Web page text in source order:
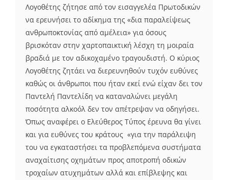
Λογοθέτης ζήτησε από τον εισαγγελέα Πρωτοδικών
να ερευνήσει το αδίκημα της «δια παραλείψεως
ανθρωποκτονίας από αμέλεια» για όσους
βρισκόταν στην χαρτοπαικτική λέσχη τη μοιραία
βραδιά με τον αδικοχαμένο τραγουδιστή. Ο κύριος
Λογοθέτης ζητάει να διερευνηθούν τυχόν ευθύνες
καθώς οι άνθρωποι που ήταν εκεί ενώ είχαν δει τον
Παντελή Παντελίδη να καταναλώνει μεγάλη
ποσότητα αλκοόλ δεν τον απέτρεψαν να οδηγήσει.
Όπως αναφέρει ο Ελεύθερος Τύπος έρευνα θα γίνει
και για ευθύνες του κράτους «για την παράλειψη
του να εγκαταστήσει τα προβλεπόμενα συστήματα
αναχαίτισης οχημάτων προς αποτροπή οδικών
τροχαίων ατυχημάτων αλλά και επίβλεψης και